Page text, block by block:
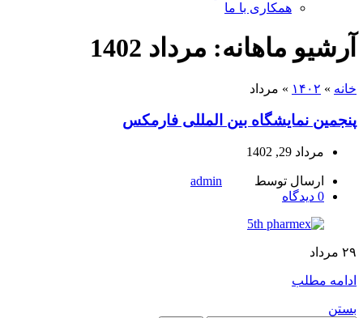
همکاری با ما
آرشیو ماهانه: مرداد 1402
خانه » ۱۴۰۲ » مرداد
پنجمین نمایشگاه بین المللی فارمکس
مرداد 29, 1402
ارسال توسط
admin
0 دیدگاه
۲۹ مرداد
ادامه مطلب
بستن